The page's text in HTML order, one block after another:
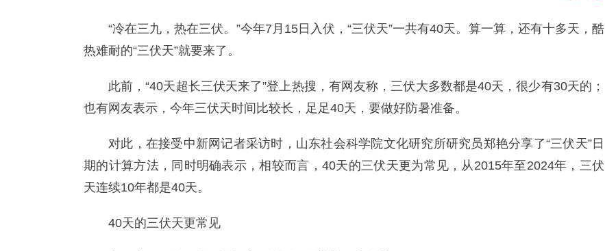
“冷在三九，热在三伏。”今年7月15日入伏，“三伏天”一共有40天。算一算，还有十多天，酷
热难耐的“三伏天”就要来了。
此前，“40天超长三伏天来了”登上热搜，有网友称，三伏大多数都是40天，很少有30天的；
也有网友表示，今年三伏天时间比较长，足足40天，要做好防暑准备。
对此，在接受中新网记者采访时，山东社会科学院文化研究所研究员郑艳分享了“三伏天”日
期的计算方法，同时明确表示，相较而言，40天的三伏天更为常见，从2015年至2024年，三伏
天连续10年都是40天。
40天的三伏天更常见